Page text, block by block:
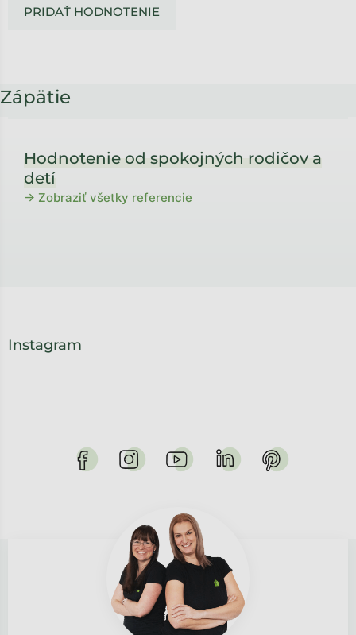
PRIDAŤ HODNOTENIE
Zápätie
Hodnotenie od spokojných rodičov a
detí
→ Zobraziť všetky referencie
Instagram